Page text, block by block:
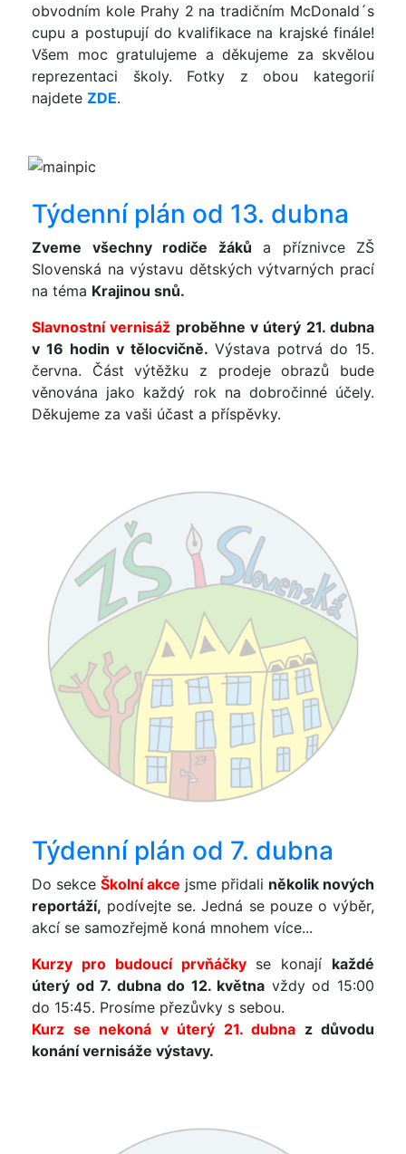
obvodním kole Prahy 2 na tradičním McDonald´s
cupu a postupují do kvalifikace na krajské finále!
Všem moc gratulujeme a děkujeme za skvělou
reprezentaci školy. Fotky z obou kategorií
najdete ZDE.
Týdenní plán od 13. dubna
Zveme všechny rodiče žáků a příznivce ZŠ
Slovenská na výstavu dětských výtvarných prací
na téma Krajinou snů.
Slavnostní vernisáž proběhne v úterý 21. dubna
v 16 hodin v tělocvičně. Výstava potrvá do 15.
června. Část výtěžku z prodeje obrazů bude
věnována jako každý rok na dobročinné účely.
Děkujeme za vaši účast a příspěvky.
Týdenní plán od 7. dubna
Do sekce Školní akce jsme přidali několik nových
reportáží, podívejte se. Jedná se pouze o výběr,
akcí se samozřejmě koná mnohem více...
Kurzy pro budoucí prvňáčkyse konají každé
úterý od 7. dubna do 12. května vždy od 15:00
do 15:45. Prosíme přezůvky s sebou.
Kurz se nekoná v úterý 21. dubna z důvodu
konání vernisáže výstavy.